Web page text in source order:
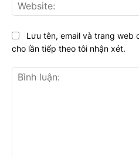
Lưu tên, email và trang web
cho lần tiếp theo tôi nhận xét.